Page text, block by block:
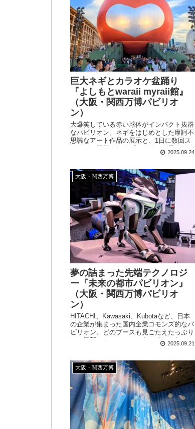
巨大ネギとカラオケ盆踊り
『よしもとwaraii myraii館』
（大阪・関西万博パビリオ
ン）
大爆笑している赤い球体がインパクト抜群
なパビリオン。ネギをはじめとした摩訶不
思議なアート作品の展示と、1日に数回ス
テージで開催されるプログラムが見どころ
です。夜に開催されるカラオケ盆踊りは、
2025.09.24
大阪・関西万博
夢の詰まった先端テクノロジ
ー『未来の都市パビリオン』
（大阪・関西万博パビリオ
ン）
HITACHI、Kawasaki、Kubotaなど、日本
の企業が集まった国内企業コモンズ的なパ
ビリオン。どのブースも見ごたえたっぷり
で、最新テクノロジーのもと「こんなこと
ができるようになるんだ！」といった未来
2025.09.21
大阪・関西万博